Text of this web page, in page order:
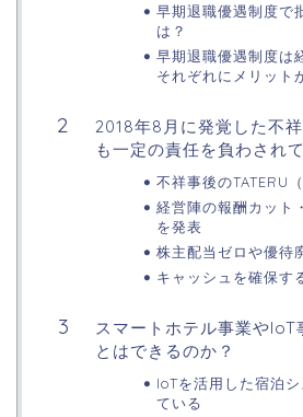
早期退職優遇制度で
は？
早期退職優遇制度は
それぞれにメリット
2018年8月に発覚した不
も一定の責任を負わされ
不祥事後のTATERU
経営陣の報酬カット
を発表
株主配当ゼロや優待
キャッシュを確保す
スマートホテル事業やIoT
とはできるのか？
IoTを活用した宿泊
ている